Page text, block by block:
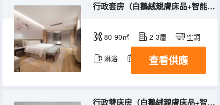
行政套房（白鵝絨親膚床品+智能客控）
80-90㎡ 2-3層 空調
淋浴 電視機
查看供應
行政雙床房（白鵝絨親膚床品+智能客控）